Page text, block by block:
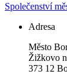
Společenství
Adresa
Město
Žižkovo
373 12